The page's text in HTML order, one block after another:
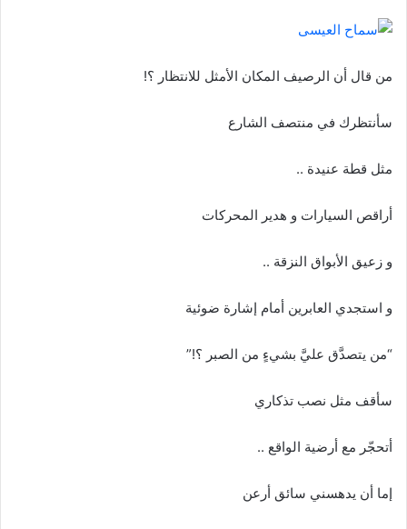
د
إ
و
ي
من قال أن الرصيف المكان الأمثل للانتظار ؟!
سأنتظرك في منتصف الشارع
مثل قطة عنيدة ..
أراقص السيارات و هدير المحركات
و زعيق الأبواق النزقة ..
و استجدي العابرين أمام إشارة ضوئية
“من يتصدَّق عليَّ بشيءٍ من الصبر ؟!”
سأقف مثل نصب تذكاري
أتحجّر مع أرضية الواقع ..
إما أن يدهسني سائق أرعن